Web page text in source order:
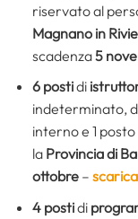
riservato al
Magnano in
scadenza5
6 postidi
indeterminato,
interno e 1
la Provincia di
ottobre–
4 postidi